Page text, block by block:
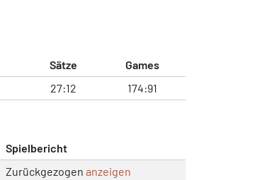
Sätze
Games
27:12 174:91
Spielbericht
Zurückgezogen anzeigen